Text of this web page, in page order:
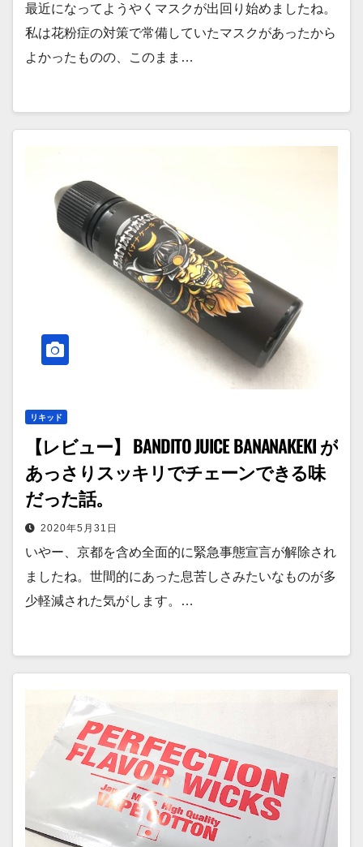
最近になってようやくマスクが出回り始めましたね。
私は花粉症の対策で常備していたマスクがあったから
よかったものの、このまま…
リキッド
【レビュー】 BANDITO JUICE BANANAKEKI が
あっさりスッキリでチェーンできる味
だった話。
2020年5月31日
いやー、京都を含め全面的に緊急事態宣言が解除され
ましたね。世間的にあった息苦しさみたいなものが多
少軽減された気がします。…